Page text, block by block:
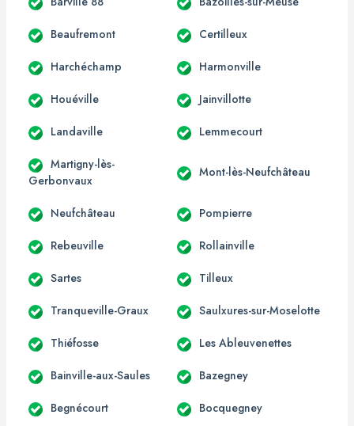
Beaufremont Certilleux
Harchéchamp Harmonville
Houéville Jainvillotte
Landaville Lemmecourt
Martigny-lès-
Gerbonvaux
Mont-lès-Neufchâteau
Neufchâteau Pompierre
Rebeuville Rollainville
Sartes Tilleux
Tranqueville-Graux Saulxures-sur-Moselotte
Thiéfosse Les Ableuvenettes
Bainville-aux-Saules Bazegney
Begnécourt Bocquegney